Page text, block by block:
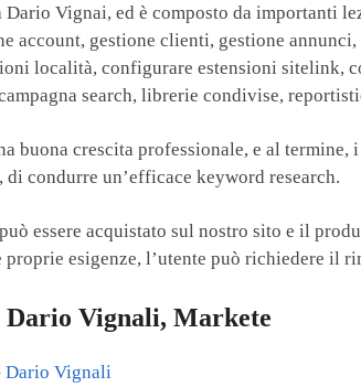
Vignai, ed è composto da importanti
account, gestione clienti, gestione
località, configurare estensioni sitelink,
search, librerie condivise,
buona crescita professionale, e al
di condurre un’efficace keyword research.
essere acquistato sul nostro sito e il
esigenze, l’utente può richiedere il
Vignali, Markete
Dario Vignali